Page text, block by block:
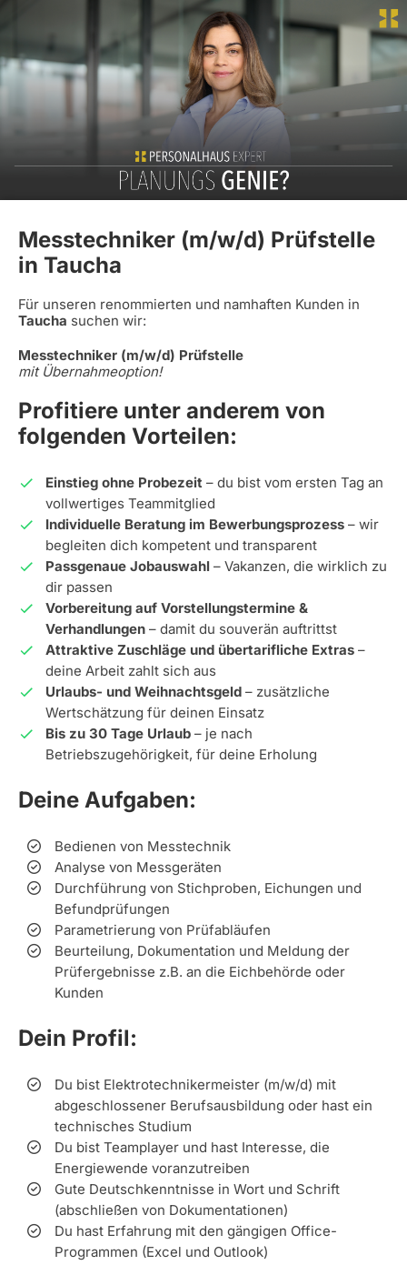
Messtechniker (m/w/d) Prüfstelle
in Taucha
Für unseren renommierten und namhaften Kunden in
Taucha suchen wir:
Messtechniker (m/w/d) Prüfstelle
mit Übernahmeoption!
Profitiere unter anderem von
folgenden Vorteilen:
Einstieg ohne Probezeit – du bist vom ersten Tag an
vollwertiges Teammitglied
Individuelle Beratung im Bewerbungsprozess – wir
begleiten dich kompetent und transparent
Passgenaue Jobauswahl – Vakanzen, die wirklich zu
dir passen
Vorbereitung auf Vorstellungstermine &
Verhandlungen – damit du souverän auftrittst
Attraktive Zuschläge und übertarifliche Extras –
deine Arbeit zahlt sich aus
Urlaubs- und Weihnachtsgeld – zusätzliche
Wertschätzung für deinen Einsatz
Bis zu 30 Tage Urlaub – je nach
Betriebszugehörigkeit, für deine Erholung
Deine Aufgaben:
Bedienen von Messtechnik
Analyse von Messgeräten
Durchführung von Stichproben, Eichungen und
Befundprüfungen
Parametrierung von Prüfabläufen
Beurteilung, Dokumentation und Meldung der
Prüfergebnisse z.B. an die Eichbehörde oder
Kunden
Dein Profil:
Du bist Elektrotechnikermeister (m/w/d) mit
abgeschlossener Berufsausbildung oder hast ein
technisches Studium
Du bist Teamplayer und hast Interesse, die
Energiewende voranzutreiben
Gute Deutschkenntnisse in Wort und Schrift
(abschließen von Dokumentationen)
Du hast Erfahrung mit den gängigen Office-
Programmen (Excel und Outlook)